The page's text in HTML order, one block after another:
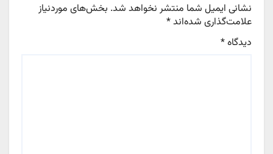
نشانی ایمیل شما منتشر نخواهد شد. بخش‌های موردنیاز
علامت‌گذاری شده‌اند*
دیدگاه*